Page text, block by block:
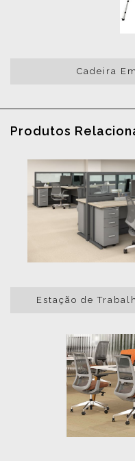
Cadeira
Produtos
Estação de